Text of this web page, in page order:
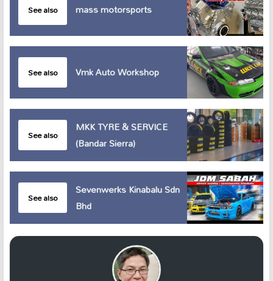
See also mass motorsports
See also Vmk Auto Workshop
See also
MKK TYRE & SERVICE
(Bandar Sierra)
See also
Sevenwerks Kinabalu Sdn
Bhd